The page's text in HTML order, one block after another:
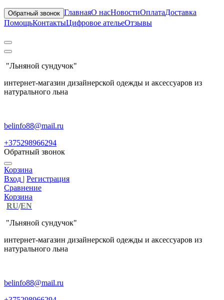
Обратный звонок ГлавнаяО насНовостиОплатаДоставка
ПомощьКонтактыЦифровое ательеОтзывы
"Льняной сундучок"
интернет-магазин дизайнерской одежды и аксессуаров из
натурального льна
belinfo88@mail.ru
+375298966294
Обратный звонок
Корзина
Вход | Регистрация
Сравнение
Корзина
RU/EN
"Льняной сундучок"
интернет-магазин дизайнерской одежды и аксессуаров из
натурального льна
belinfo88@mail.ru